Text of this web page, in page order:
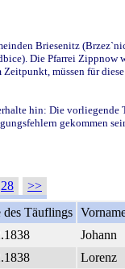
Briesenitz
Die Pfarrei
müssen für
hin: Die
gekommen
28
>>
des Täuflings
Johann
Lorenz